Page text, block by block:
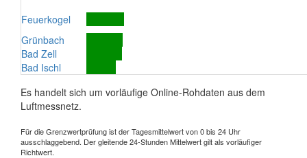
Feuerkogel
Grünbach
Bad Zell
Bad Ischl
Es handelt sich um vorläufige Online-Rohdaten aus dem
Luftmessnetz.
Für die Grenzwertprüfung ist der Tagesmittelwert von 0 bis 24 Uhr
ausschlaggebend. Der gleitende 24-Stunden Mittelwert gilt als vorläufiger
Richtwert.